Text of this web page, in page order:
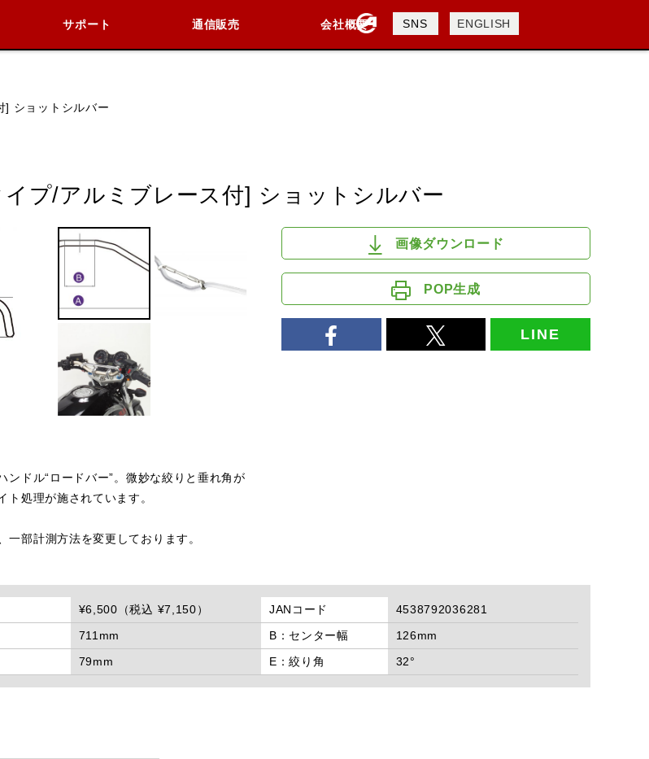
サポート 通信販売 会社概要
会社概要
採用情報
SNS ENGLISH
] ショットシルバー
プ/アルミブレース付] ショットシルバー
ドル“ロードバー”。微妙な絞りと垂れ角が
処理が施されています。
部計測方法を変更しております。
画像ダウンロード
POP生成
LINE
¥6,500（税込 ¥7,150） JANコード
4538792036281
711mm B：センター幅
126mm
79mm E：絞り角 32°